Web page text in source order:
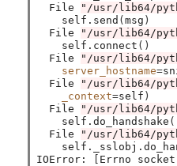
  File
"/usr/lib64/
    self.send
(msg )
  File
"/usr/lib64/
    self.connect
()
  File
"/usr/lib64/
server_hostname=
  File
"/usr/lib64/
_context=self )
  File
"/usr/lib64/
    self.do_handshake
  File
"/usr/lib64/
IOError:
[ Errno